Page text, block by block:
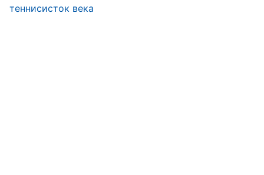
теннисисток века